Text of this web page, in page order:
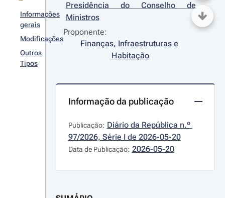
Informações
gerais
Modificações
Outros
Tipos
Presidência do Conselho de
Ministros
Proponente:
Finanças, Infraestruturas e
Habitação
Informação da publicação
Publicação: Diário da República n.º
97/2026, Série I de 2026-05-20
Data de Publicação: 2026-05-20